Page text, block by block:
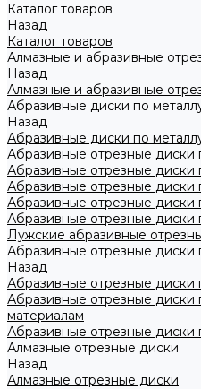
Каталог товаров
Назад
Каталог товаров
Алмазные и абразивные
Назад
Алмазные и абразивные
Абразивные диски по
Назад
Абразивные диски по
Абразивные отрезные
Абразивные отрезные
Абразивные отрезные диски
Абразивные отрезные диски
Абразивные отрезные диски
Лужские абразивные
Абразивные отрезные диски
Назад
Абразивные отрезные диски
Абразивные отрезные диски
материалам
Абразивные отрезные диски
Алмазные отрезные диски
Назад
Алмазные отрезные диски